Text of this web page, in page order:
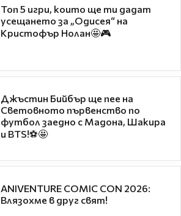
Топ 5 игри, които ще ти дадат
усещането за „Одисея“ на
Кристофър Нолан🤩🎮
Джъстин Бийбър ще пее на
Световното първенство по
футбол заедно с Мадона, Шакира
и BTS!⚽🤩
ANIVENTURE COMIC CON 2026:
Влязохме в друг свят!